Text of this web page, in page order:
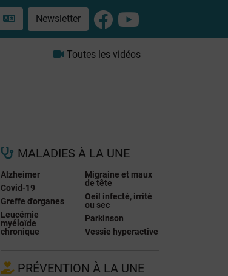
Newsletter
Toutes les vidéos
MALADIES À LA UNE
Alzheimer
Covid-19
Greffe d'organes
Leucémie
myéloïde
chronique
Migraine et maux
de tête
Oeil infecté, irrité
ou sec
Parkinson
Vessie hyperactive
PRÉVENTION À LA UNE